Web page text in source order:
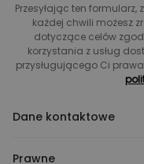
Przesyłając ten
każdej chwili możesz
dotyczące celów
korzystania z usług
przysługującego Ci
Dane kontaktowe
Prawne